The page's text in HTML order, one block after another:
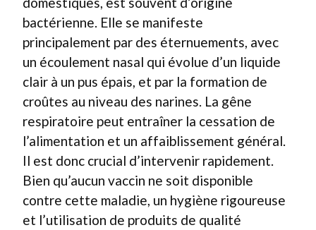
bactérienne. Elle se manifeste
principalement par des éternuements, avec
un écoulement nasal qui évolue d’un liquide
clair à un pus épais, et par la formation de
croûtes au niveau des narines. La gêne
respiratoire peut entraîner la cessation de
l’alimentation et un affaiblissement général.
Il est donc crucial d’intervenir rapidement.
Bien qu’aucun vaccin ne soit disponible
contre cette maladie, un hygiène rigoureuse
et l’utilisation de produits de qualité